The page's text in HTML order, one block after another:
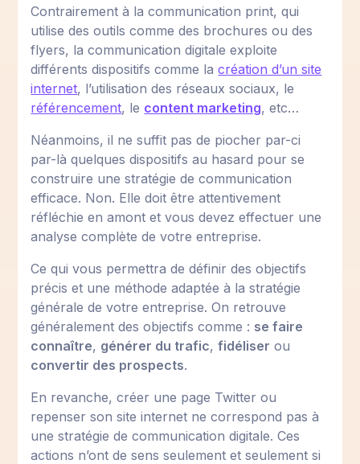
Contrairement à la communication print, qui
utilise des outils comme des brochures ou des
flyers, la communication digitale exploite
différents dispositifs comme lacréation d’un site
internet, l’utilisation des réseaux sociaux, le
référencement, le content marketing, etc…
Néanmoins, il ne suffit pas de piocher par-ci
par-là quelques dispositifs au hasard pour se
construire une stratégie de communication
efficace. Non. Elle doit être attentivement
réfléchie en amont et vous devez effectuer une
analyse complète de votre entreprise.
Ce qui vous permettra de définir des objectifs
précis et une méthode adaptée à la stratégie
générale de votre entreprise. On retrouve
généralement des objectifs comme : se faire
connaître, générer du trafic,fidéliser ou
convertir des prospects.
En revanche, créer une page Twitter ou
repenser son site internet ne correspond pas à
une stratégie de communication digitale. Ces
actions n’ont de sens seulement et seulement si